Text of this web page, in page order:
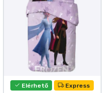
Elérhető Express